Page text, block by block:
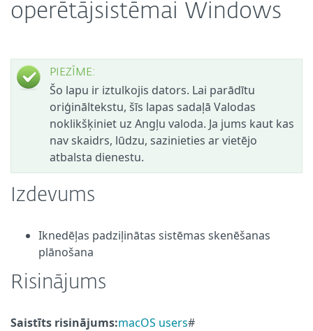
operētājsistēmai Windows
PIEZĪME:
Šo lapu ir iztulkojis dators. Lai parādītu
oriģināltekstu, šīs lapas sadaļā Valodas
noklikšķiniet uz Angļu valoda. Ja jums kaut kas
nav skaidrs, lūdzu, sazinieties ar vietējo
atbalsta dienestu.
Izdevums
Iknedēļas padziļinātas sistēmas skenēšanas
plānošana
Risinājums
Saistīts risinājums:macOS users#